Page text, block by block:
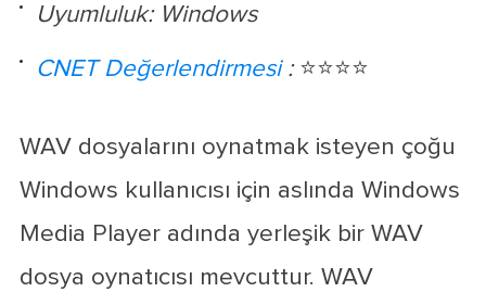
Uyumluluk: Windows
CNET Değerlendirmesi:⭐⭐⭐⭐
WAV dosyalarını oynatmak isteyen çoğu
Windows kullanıcısı için aslında Windows
Media Player adında yerleşik bir WAV
dosya oynatıcısı mevcuttur. WAV